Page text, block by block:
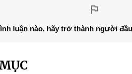
luận nào, hãy trở thành người